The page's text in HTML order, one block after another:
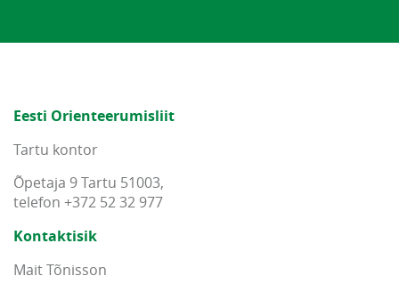
Eesti Orienteerumisliit
Tartu kontor
Õpetaja 9 Tartu 51003,
telefon +372 52 32 977
Kontaktisik
Mait Tõnisson